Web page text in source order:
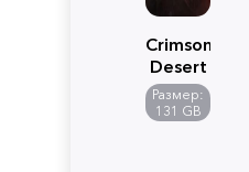
Crimson
Desert
Размер:
131 GB